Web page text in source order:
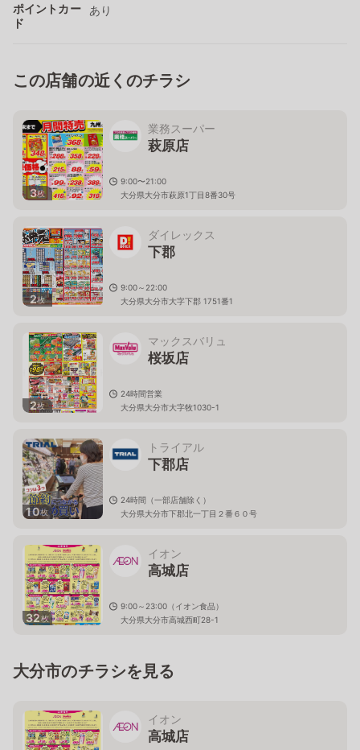
ポイントカー
ド
あり
この店舗の近くのチラシ
3枚
業務スーパー
萩原店
9:00〜21:00
大分県大分市萩原1丁目8番30号
2枚
ダイレックス
下郡
9:00～22:00
大分県大分市大字下郡 1751番1
2枚
マックスバリュ
桜坂店
24時間営業
大分県大分市大字牧1030-1
10枚
トライアル
下郡店
24時間（一部店舗除く）
大分県大分市下郡北一丁目２番６０号
32枚
イオン
高城店
9:00～23:00（イオン食品）
大分県大分市高城西町28-1
大分市のチラシを見る
イオン
高城店